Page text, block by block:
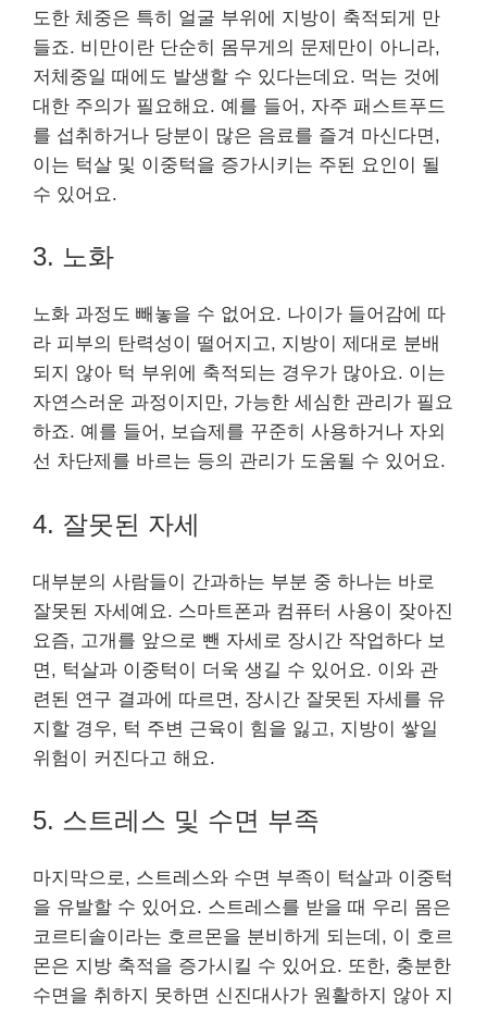
도한 체중은 특히 얼굴 부위에 지방이 축적되게 만
들죠. 비만이란 단순히 몸무게의 문제만이 아니라,
저체중일 때에도 발생할 수 있다는데요. 먹는 것에
대한 주의가 필요해요. 예를 들어, 자주 패스트푸드
를 섭취하거나 당분이 많은 음료를 즐겨 마신다면,
이는 턱살 및 이중턱을 증가시키는 주된 요인이 될
수 있어요.
3. 노화
노화 과정도 빼놓을 수 없어요. 나이가 들어감에 따
라 피부의 탄력성이 떨어지고, 지방이 제대로 분배
되지 않아 턱 부위에 축적되는 경우가 많아요. 이는
자연스러운 과정이지만, 가능한 세심한 관리가 필요
하죠. 예를 들어, 보습제를 꾸준히 사용하거나 자외
선 차단제를 바르는 등의 관리가 도움될 수 있어요.
4. 잘못된 자세
대부분의 사람들이 간과하는 부분 중 하나는 바로
잘못된 자세예요. 스마트폰과 컴퓨터 사용이 잦아진
요즘, 고개를 앞으로 뺀 자세로 장시간 작업하다 보
면, 턱살과 이중턱이 더욱 생길 수 있어요. 이와 관
련된 연구 결과에 따르면, 장시간 잘못된 자세를 유
지할 경우, 턱 주변 근육이 힘을 잃고, 지방이 쌓일
위험이 커진다고 해요.
5. 스트레스 및 수면 부족
마지막으로, 스트레스와 수면 부족이 턱살과 이중턱
을 유발할 수 있어요. 스트레스를 받을 때 우리 몸은
코르티솔이라는 호르몬을 분비하게 되는데, 이 호르
몬은 지방 축적을 증가시킬 수 있어요. 또한, 충분한
수면을 취하지 못하면 신진대사가 원활하지 않아 지